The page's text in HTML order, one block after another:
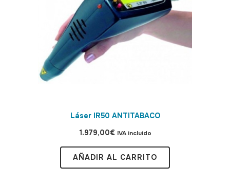
Láser IR50 ANTITABACO
1.979,00€ IVA incluido
AÑADIR AL CARRITO